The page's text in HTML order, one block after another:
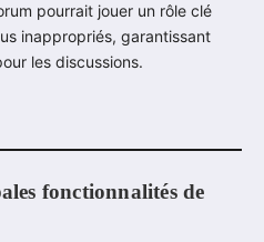
pourrait jouer un rôle clé
inappropriés, garantissant
les discussions.
fonctionnalités de